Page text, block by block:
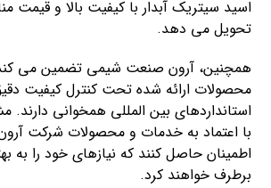
اسید سیتریک آبدار با کیفیت بالا و قیمت
تحویل می دهد.
همچنین، آرون صنعت شیمی تضمین می
محصولات ارائه شده تحت کنترل کیفیت دقیق
استانداردهای بین المللی همخوانی دارند.
با اعتماد به خدمات و محصولات شرکت
اطمینان حاصل کنند که نیازهای خود را
برطرف خواهند کرد.